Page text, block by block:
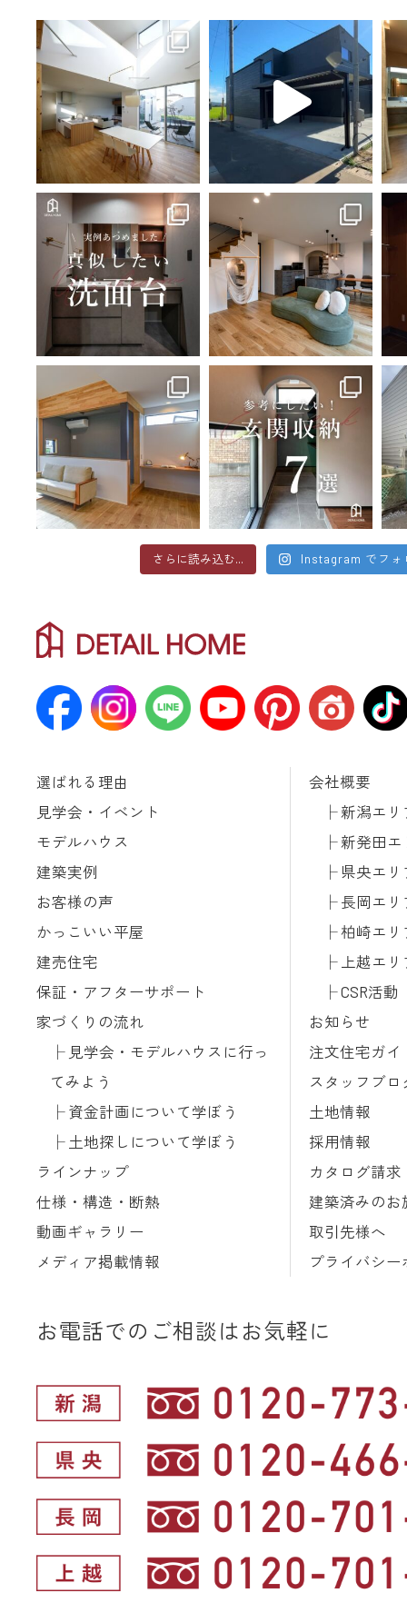
さらに読み込む... Instagram でフォ
選ばれる理由
見学会・イベント
モデルハウス
建築実例
お客様の声
かっこいい平屋
建売住宅
保証・アフターサポート
家づくりの流れ
見学会・モデルハウスに行っ
てみよう
資金計画について学ぼう
土地探しについて学ぼう
ラインナップ
仕様・構造・断熱
動画ギャラリー
メディア掲載情報
会社概要
新潟エリ
新発田エ
県央エリ
長岡エリ
柏崎エリ
上越エリ
CSR活動
お知らせ
注文住宅ガイ
スタッフブロ
土地情報
採用情報
カタログ請求
建築済みのお
取引先様へ
プライバシー
お電話でのご相談はお気軽に